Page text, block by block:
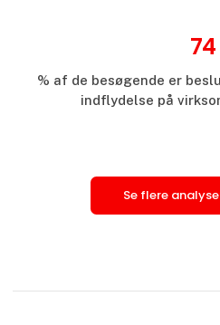
74
% af de besøgende er
indflydelse på
Se flere